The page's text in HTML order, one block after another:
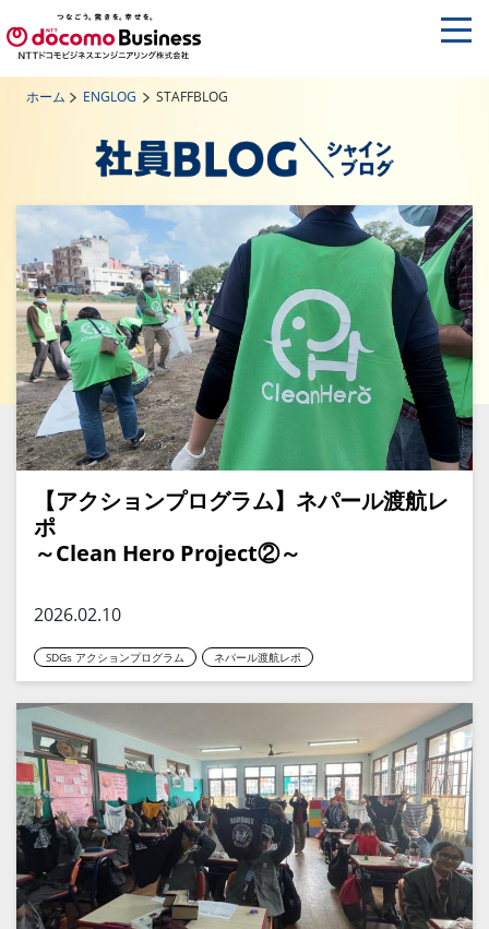
ホーム ENGLOG STAFFBLOG
社員ブログ
【アクションプログラム】ネパール渡航レ
ポ
～Clean Hero Project②～
2026.02.10
SDGs アクションプログラム ネパール渡航レポ